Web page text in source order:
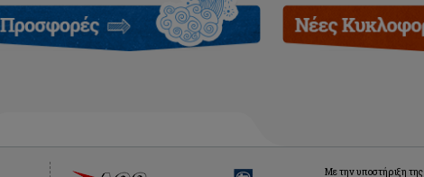
Με την υποστήριξη της